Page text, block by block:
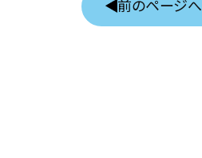
前のページへ